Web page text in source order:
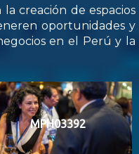
creación de espacios
oportunidades y
en el Perú y la
MPH03392